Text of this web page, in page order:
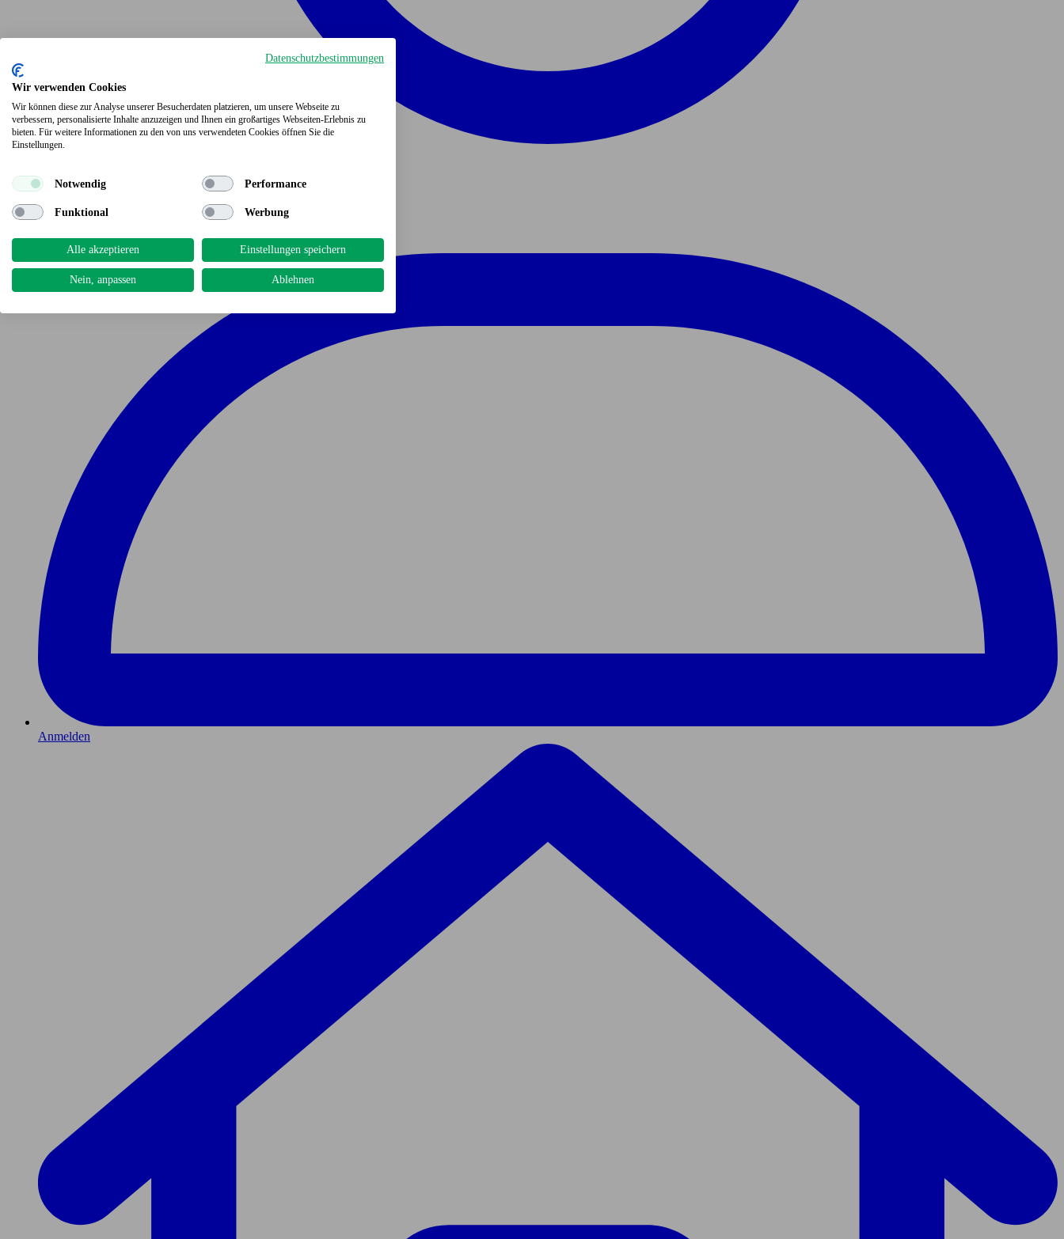
Anmelden
Datenschutzbestimmungen
Wir verwenden Cookies
Wir können diese zur Analyse unserer Besucherdaten platzieren, um unsere Webseite zu
verbessern, personalisierte Inhalte anzuzeigen und Ihnen ein großartiges Webseiten-Erlebnis zu
bieten. Für weitere Informationen zu den von uns verwendeten Cookies öffnen Sie die
Einstellungen.
Notwendig Performance
Funktional Werbung
Alle akzeptieren Einstellungen speichern
Nein, anpassen Ablehnen